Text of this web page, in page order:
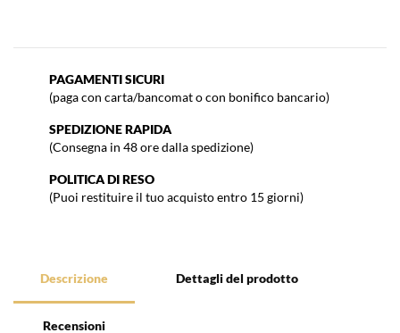
PAGAMENTI SICURI
(paga con carta/bancomat o con bonifico bancario)
SPEDIZIONE RAPIDA
(Consegna in 48 ore dalla spedizione)
POLITICA DI RESO
(Puoi restituire il tuo acquisto entro 15 giorni)
Descrizione Dettagli del prodotto
Recensioni